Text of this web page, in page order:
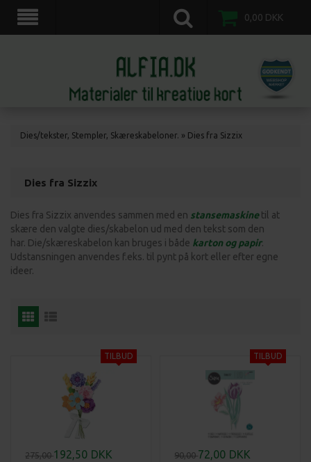
scrapkort, scrapbooking, 3d motiv ark, veddinge,nordvestsjælland.
0,00 DKK
Dies/tekster, Stempler, Skæreskabeloner. » Dies fra Sizzix
Dies fra Sizzix
Dies fra Sizzix anvendes sammen med en stansemaskinetil at
skære den valgte dies/skabelon ud med den tekst som den
har. Die/skæreskabelon kan bruges i både karton og papir.
Udstansningen anvendes f.eks. til pynt på kort eller efter egne
ideer.
275,00192,50 DKK 90,0072,00 DKK